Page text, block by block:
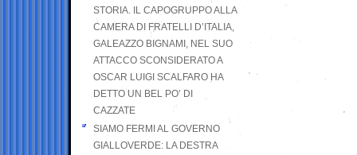
STORIA. IL CAPOGRUPPO ALLA
CAMERA DI FRATELLI D’ITALIA,
GALEAZZO BIGNAMI, NEL SUO
ATTACCO SCONSIDERATO A
OSCAR LUIGI SCALFARO HA
DETTO UN BEL PO’ DI
CAZZATE
SIAMO FERMI AL GOVERNO
GIALLOVERDE: LA DESTRA